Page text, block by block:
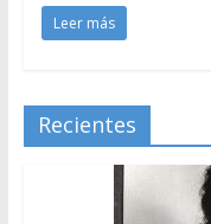
Leer más
Recientes